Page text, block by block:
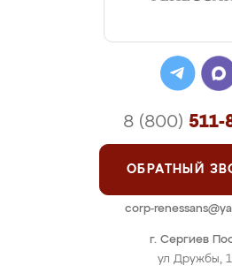
г. Сергиев
ул Дружбы,
8 (800) 511-
ОБРАТНЫЙ
corp-